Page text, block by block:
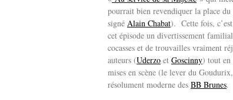
pourrait bien revendiquer la place
signé Alain Chabat). Cette fois, c’est
cet épisode un divertissement
cocasses et de trouvailles vraiment
auteurs (Uderzo et Goscinny) tout en
mises en scène (le lever du
résolument moderne des BB Brunes.